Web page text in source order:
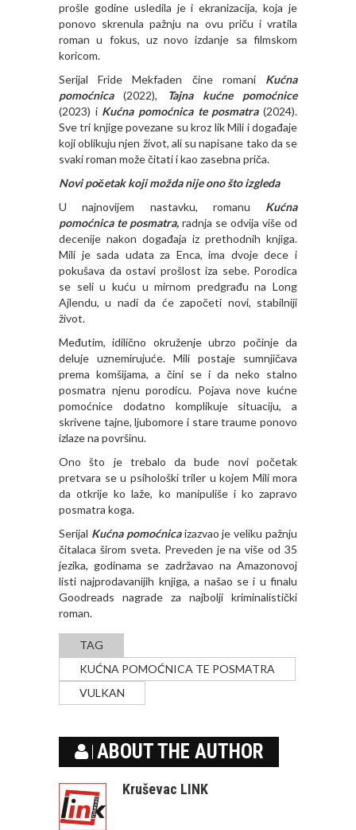
prošle godine usledila je i ekranizacija, koja je
ponovo skrenula pažnju na ovu priču i vratila
roman u fokus, uz novo izdanje sa filmskom
koricom.
Serijal Fride Mekfaden čine romani Kućna
pomoćnica(2022),
Tajna kućne pomoćnice
(2023) i Kućna pomoćnica te posmatra(2024).
Sve tri knjige povezane su kroz lik Mili i događaje
koji oblikuju njen život, ali su napisane tako da se
svaki roman može čitati i kao zasebna priča.
Novi početak koji možda nije ono što izgleda
U najnovijem nastavku, romanu Kućna
pomoćnica te posmatra, radnja se odvija više od
decenije nakon događaja iz prethodnih knjiga.
Mili je sada udata za Enca, ima dvoje dece i
pokušava da ostavi prošlost iza sebe. Porodica
se seli u kuću u mirnom predgrađu na Long
Ajlendu, u nadi da će započeti novi, stabilniji
život.
Međutim, idilično okruženje ubrzo počinje da
deluje uznemirujuće. Mili postaje sumnjičava
prema komšijama, a čini se i da neko stalno
posmatra njenu porodicu. Pojava nove kućne
pomoćnice dodatno komplikuje situaciju, a
skrivene tajne, ljubomore i stare traume ponovo
izlaze na površinu.
Ono što je trebalo da bude novi početak
pretvara se u psihološki triler u kojem Mili mora
da otkrije ko laže, ko manipuliše i ko zapravo
posmatra koga.
Serijal Kućna pomoćnicaizazvao je veliku pažnju
čitalaca širom sveta. Preveden je na više od 35
jezika, godinama se zadržavao na Amazonovoj
listi najprodavanijih knjiga, a našao se i u finalu
Goodreads nagrade za najbolji kriminalistički
roman.
TAG
KUĆNA POMOĆNICA TE POSMATRA
VULKAN
ABOUT THE AUTHOR
Kruševac LINK